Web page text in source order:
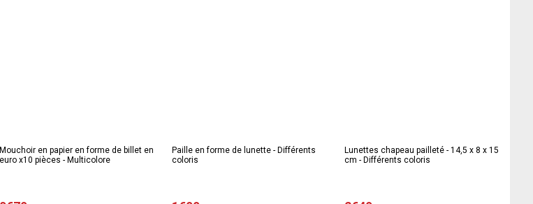
Mouchoir en papier en forme de billet en
euro x10 pièces - Multicolore
Paille en forme de lunette - Différents
coloris
Lunettes chapeau pailleté - 14,5 x 8 x 15
cm - Différents coloris